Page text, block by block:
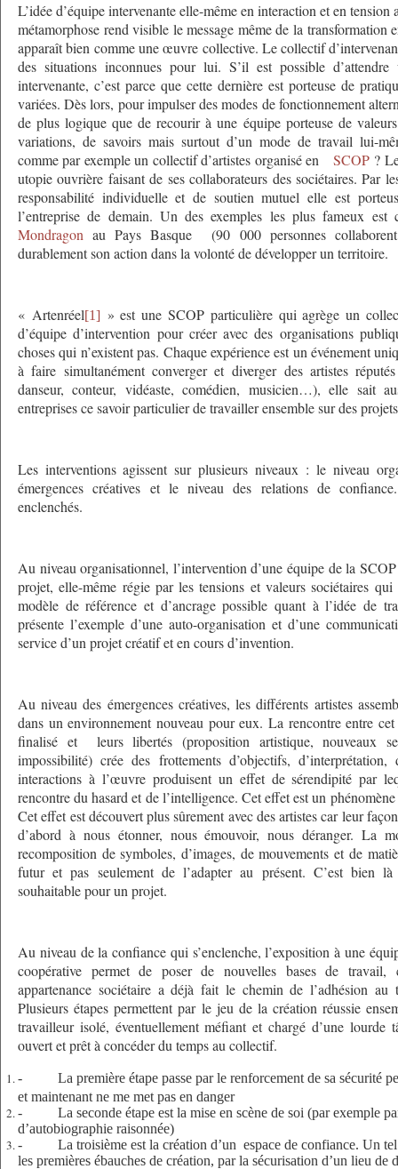
L’idée d’équipe intervenante elle-même en interaction et en tension
métamorphose rend visible le message même de la transformation
apparaît bien comme une œuvre collective. Le collectif
des situations inconnues pour lui. S’il est possible
intervenante, c’est parce que cette dernière est porteuse de
variées. Dès lors, pour impulser des modes de fonctionnement
de plus logique que de recourir à une équipe porteuse de
variations, de savoirs mais surtout d’un mode de travail lui-
comme par exemple un collectif d’artistes organisé en
SCOP ?
utopie ouvrière faisant de ses collaborateurs des sociétaires. Par
responsabilité individuelle et de soutien mutuel elle est
l’entreprise de demain. Un des exemples les plus fameux
Mondragon au Pays Basque (90 000 personnes
durablement son action dans la volonté de développer un territoire.
« Artenréel[1]» est une SCOP particulière qui agrège un
d’équipe d’intervention pour créer avec des organisations
choses qui n’existent pas. Chaque expérience est un événement
à faire simultanément converger et diverger des artistes
danseur, conteur, vidéaste, comédien, musicien…), elle sait
entreprises ce savoir particulier de travailler ensemble sur des
Les interventions agissent sur plusieurs niveaux : le niveau
émergences créatives et le niveau des relations de
enclenchés.
Au niveau organisationnel, l’intervention d’une équipe de la
projet, elle-même régie par les tensions et valeurs sociétaires
modèle de référence et d’ancrage possible quant à l’idée de
présente l’exemple d’une auto-organisation et d’une
service d’un projet créatif et en cours d’invention.
Au niveau des émergences créatives, les différents artistes
dans un environnement nouveau pour eux. La rencontre entre
finalisé et leurs libertés (proposition artistique, nouveaux
impossibilité) crée des frottements d’objectifs,
interactions à l’œuvre produisent un effet de sérendipité par
rencontre du hasard et de l’intelligence. Cet effet est un
Cet effet est découvert plus sûrement avec des artistes car leur
d’abord à nous étonner, nous émouvoir, nous déranger. La
recomposition de symboles, d’images, de mouvements et de
futur et pas seulement de l’adapter au présent. C’est bien là
souhaitable pour un projet.
Au niveau de la confiance qui s’enclenche, l’exposition à une
coopérative permet de poser de nouvelles bases de
appartenance sociétaire a déjà fait le chemin de l’adhésion
Plusieurs étapes permettent par le jeu de la création réussie
travailleur isolé, éventuellement méfiant et chargé d’une lourde
ouvert et prêt à concéder du temps au collectif.
-
La première étape passe par le renforcement de sa sécurité
et maintenant ne me met pas en danger
-
La seconde étape est la mise en scène de soi (par exemple
d’autobiographie raisonnée)
-
La troisième est la création d’un espace de confiance. Un
les premières ébauches de création, par la sécurisation d’un lieu de